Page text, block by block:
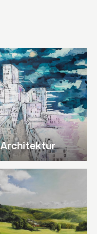
Architektur